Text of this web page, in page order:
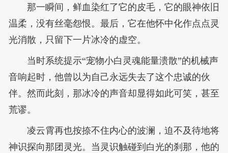
那一瞬间，鲜血染红了它的皮毛，它的眼神依旧
温柔，没有丝毫怨恨。最后，它在他怀中化作点点灵
光消散，只留下一片冰冷的虚空。
当时系统提示“宠物小白灵魂能量溃散”的机械声
音响起时，他曾以为自己永远失去了这个忠诚的伙
伴。然而此刻，那冰冷的声音却显得如此可笑，甚至
荒谬。
凌云霄再也按捺不住内心的波澜，迫不及待地将
神识探向那团灵光。当灵识触碰到白光的刹那，他的